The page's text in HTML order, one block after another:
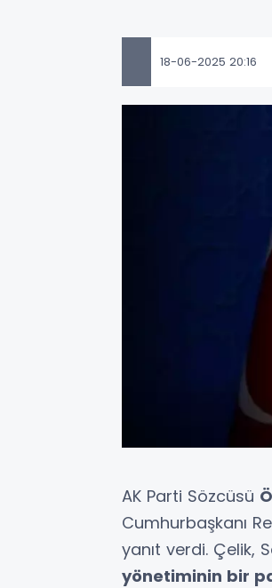
18-06-2025 20:16
AK Parti Sözcüsü
Cumhurbaşkanı
yanıt verdi. Çelik,
yönetiminin bir